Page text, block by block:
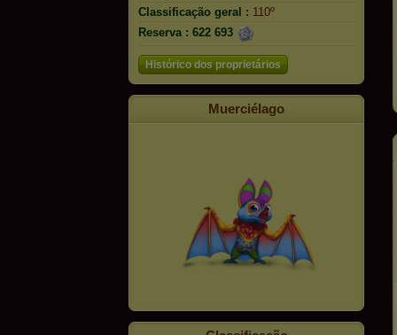
Classificação geral : 110º
Reserva : 622 693
Histórico dos proprietários
Muerciélago